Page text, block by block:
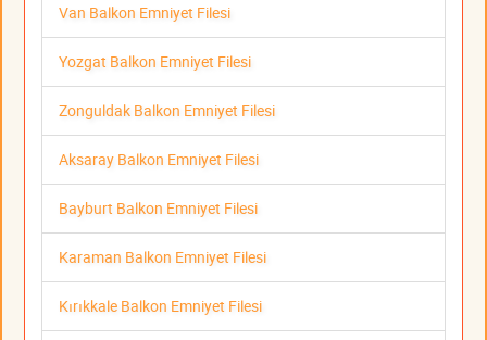
Van Balkon Emniyet Filesi
Yozgat Balkon Emniyet Filesi
Zonguldak Balkon Emniyet Filesi
Aksaray Balkon Emniyet Filesi
Bayburt Balkon Emniyet Filesi
Karaman Balkon Emniyet Filesi
Kırıkkale Balkon Emniyet Filesi